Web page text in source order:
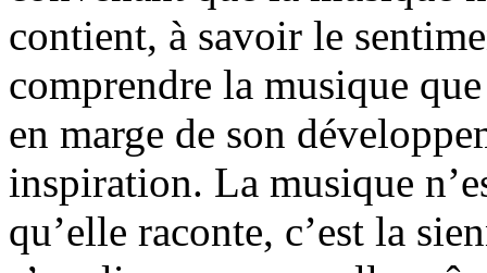
contient, à savoir le
comprendre la musique
en marge de son
inspiration. La musique
qu’elle raconte, c’est la